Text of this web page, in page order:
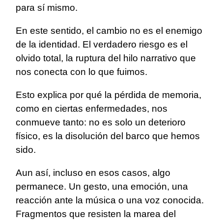
para sí mismo.
En este sentido, el cambio no es el enemigo
de la identidad. El verdadero riesgo es el
olvido total, la ruptura del hilo narrativo que
nos conecta con lo que fuimos.
Esto explica por qué la pérdida de memoria,
como en ciertas enfermedades, nos
conmueve tanto: no es solo un deterioro
físico, es la disolución del barco que hemos
sido.
Aun así, incluso en esos casos, algo
permanece. Un gesto, una emoción, una
reacción ante la música o una voz conocida.
Fragmentos que resisten la marea del